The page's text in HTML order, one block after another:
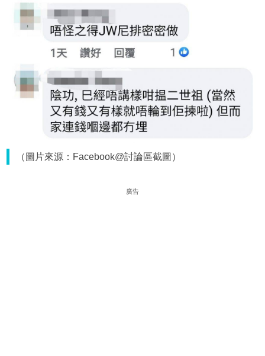
（圖片來源：Facebook@討論區截圖）
廣告